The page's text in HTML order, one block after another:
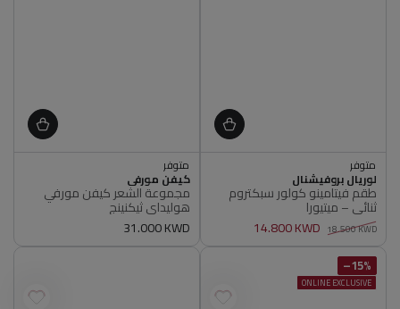
متوفر
أصلي 100%
متوفر
أصلي 100%
البائع
لوريال بروفيشنال
طقم فيتامينو كولور سبكتروم
ثنائي – ميتيورا
عادي
18.500 KWD
14.800 KWD
متوفر
أصلي 100%
اشتري 2, ووفر 5%
متوفر
أصلي 100%
البائع
كيفن مورفي
مجموعة الشعر كيفن مورفي
هوليداي ثيكنينج
سعر
31.000 KWD
15%–
ONLINE EXCLUSIVE